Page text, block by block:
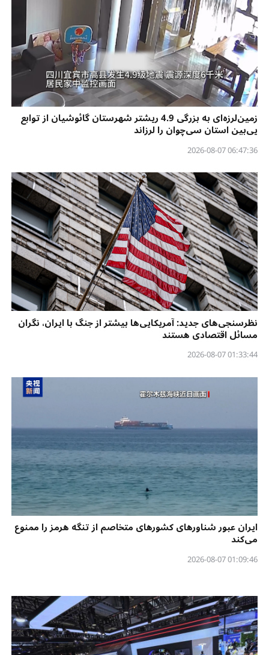
زمین‌لرزه‌ای به بزرگی 4.9 ریشتر شهرستان گائوشیان از توابع
یی‌بین استان سی‌چوان را لرزاند
06:47:36 2026-08-07
نظرسنجی‌‌های جدید: آمریکایی‌ها بیشتر از جنگ با ایران، نگران
مسائل اقتصادی هستند
01:33:44 2026-08-07
ایران عبور شناورهای کشورهای متخاصم از تنگه هرمز را ممنوع
می‌کند
01:09:46 2026-08-07